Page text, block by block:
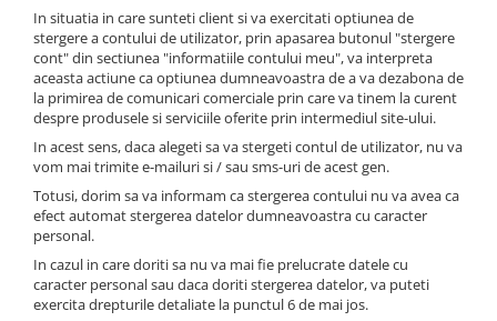
SISTEME DE AFISARE
In situatia in care sunteti client si va exercitati optiunea de
stergere a contului de utilizator, prin apasarea butonul "stergere
cont" din sectiunea "informatiile contului meu", va interpreta
aceasta actiune ca optiunea dumneavoastra de a va dezabona de
la primirea de comunicari comerciale prin care va tinem la curent
despre produsele si serviciile oferite prin intermediul site-ului.
In acest sens, daca alegeti sa va stergeti contul de utilizator, nu va
vom mai trimite e-mailuri si / sau sms-uri de acest gen.
Totusi, dorim sa va informam ca stergerea contului nu va avea ca
efect automat stergerea datelor dumneavoastra cu caracter
personal.
In cazul in care doriti sa nu va mai fie prelucrate datele cu
caracter personal sau daca doriti stergerea datelor, va puteti
exercita drepturile detaliate la punctul 6 de mai jos.